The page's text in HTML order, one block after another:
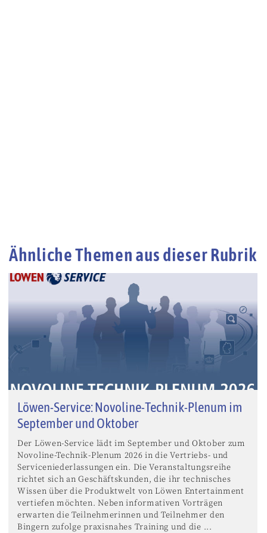
Ähnliche Themen aus dieser Rubrik
Löwen-Service: Novoline-Technik-Plenum im
September und Oktober
Der Löwen-Service lädt im September und Oktober zum
Novoline-Technik-Plenum 2026 in die Vertriebs- und
Serviceniederlassungen ein. Die Veranstaltungsreihe
richtet sich an Geschäftskunden, die ihr technisches
Wissen über die Produktwelt von Löwen Entertainment
vertiefen möchten. Neben informativen Vorträgen
erwarten die Teilnehmerinnen und Teilnehmer den
Bingern zufolge praxisnahes Training und die ...